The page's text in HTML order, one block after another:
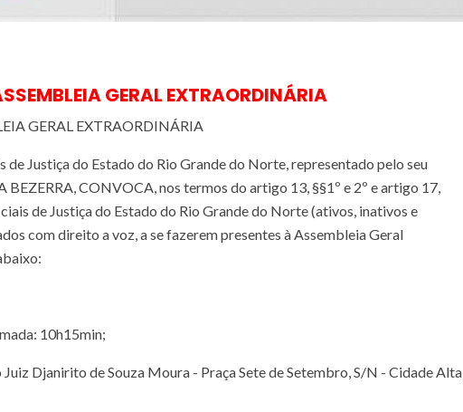
GERAL EXTRAORDINÁRIA
GERAL EXTRAORDINÁRIA
Justiça do Estado do Rio Grande do Norte, representado pelo seu
CONVOCA, nos termos do artigo 13, §§1º e 2º e artigo 17,
de Justiça do Estado do Rio Grande do Norte (ativos, inativos e
com direito a voz, a se fazerem presentes à Assembleia Geral
10h15min;
Djanirito de Souza Moura - Praça Sete de Setembro, S/N - Cidade Alta,